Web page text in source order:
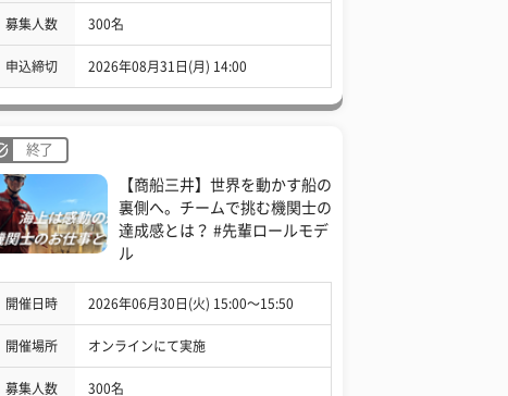
募集人数 300名
申込締切 2026年08月31日(月) 14:00
終了
【商船三井】世界を動かす船の
裏側へ。チームで挑む機関士の
達成感とは？ #先輩ロールモデ
ル
開催日時 2026年06月30日(火) 15:00〜15:50
開催場所 オンラインにて実施
募集人数 300名